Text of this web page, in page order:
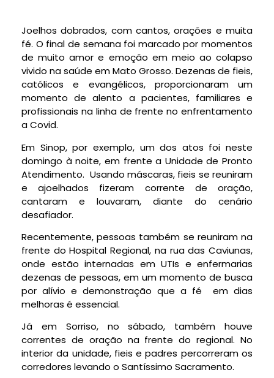
Joelhos dobrados, com cantos, orações e muita
fé. O final de semana foi marcado por momentos
de muito amor e emoção em meio ao colapso
vivido na saúde em Mato Grosso. Dezenas de fieis,
católicos e evangélicos, proporcionaram um
momento de alento a pacientes, familiares e
profissionais na linha de frente no enfrentamento
a Covid.
Em Sinop, por exemplo, um dos atos foi neste
domingo à noite, em frente a Unidade de Pronto
Atendimento. Usando máscaras, fieis se reuniram
e ajoelhados fizeram corrente de oração,
cantaram e louvaram, diante do cenário
desafiador.
Recentemente, pessoas também se reuniram na
frente do Hospital Regional, na rua das Caviunas,
onde estão internadas em UTIs e enfermarias
dezenas de pessoas, em um momento de busca
por alívio e demonstração que a fé em dias
melhoras é essencial.
Já em Sorriso, no sábado, também houve
correntes de oração na frente do regional. No
interior da unidade, fieis e padres percorreram os
corredores levando o Santíssimo Sacramento.